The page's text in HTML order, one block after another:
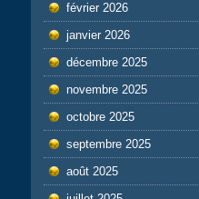
février 2026
janvier 2026
décembre 2025
novembre 2025
octobre 2025
septembre 2025
août 2025